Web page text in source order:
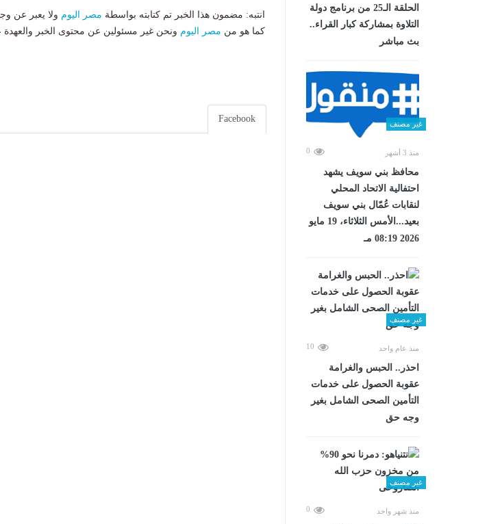
الحلقة الـ25 من برنامج دولة
التلاوة بمشاركة كبار القراء..
بث مباشر
غير مصنف
منذ 3 أشهر 0
محافظ بني سويف يشهد
احتفالية الاتحاد المحلي
لنقابات عُمّال بني سويف
بعيد...الأمس الثلاثاء، 19 مايو
2026 08:19 مـ
غير مصنف
منذ عام واحد 10
احذر.. الحبس والغرامة
عقوبة الحصول على خدمات
التأمين الصحى الشامل بغير
وجه حق
غير مصنف
منذ شهر واحد 0
انتبه: مضمون هذا الخبر تم كتابته بواسطة مصر اليوم ولا يعبر عن
كما هو من مصر اليوم ونحن غير مسئولين عن محتوى الخبر والعهدة
Facebook